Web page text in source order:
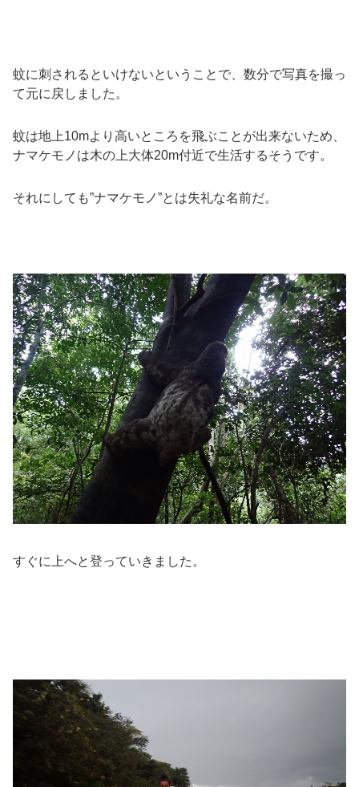
蚊に刺されるといけないということで、数分で写真を撮っ
て元に戻しました。
蚊は地上10mより高いところを飛ぶことが出来ないため、
ナマケモノは木の上大体20m付近で生活するそうです。
それにしても”ナマケモノ”とは失礼な名前だ。
すぐに上へと登っていきました。